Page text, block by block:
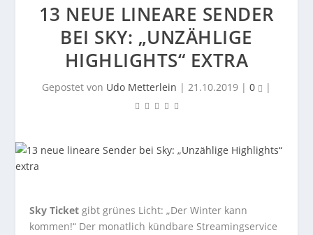
13 NEUE LINEARE SENDER
BEI SKY: „UNZÄHLIGE
HIGHLIGHTS“ EXTRA
Gepostet von Udo Metterlein | 21.10.2019 | 0 |
Sky Ticketgibt grünes Licht: „Der Winter kann
kommen!“ Der monatlich kündbare Streamingservice